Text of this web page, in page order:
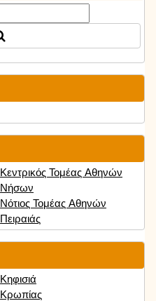
Κεντρικός Τομέας Αθηνών
Νήσων
Νότιος Τομέας Αθηνών
Πειραιάς
Κηφισιά
Κρωπίας